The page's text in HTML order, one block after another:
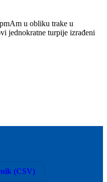
u obliku trake u
jednokratne turpije izrađeni
(CSV)